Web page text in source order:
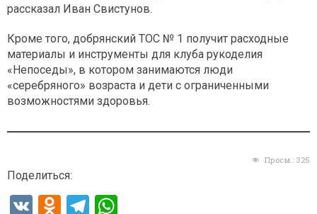
рассказал Иван Свистунов.
Кроме того, добрянский ТОС № 1 получит расходные
материалы и инструменты для клуба рукоделия
«Непоседы», в котором занимаются люди
«серебряного» возраста и дети с ограниченными
возможностями здоровья.
Просм.: 325
Поделиться:
V
O
T